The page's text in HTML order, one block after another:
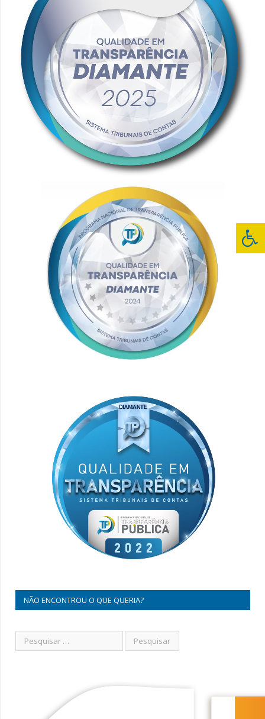
NÃO ENCONTROU O QUE QUERIA?